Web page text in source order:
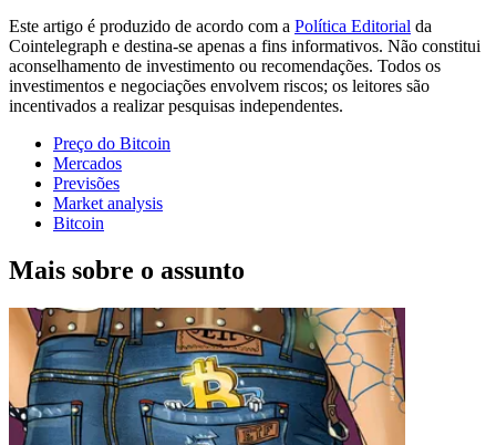
Este artigo é produzido de acordo com a Política Editorial da
Cointelegraph e destina-se apenas a fins informativos. Não constitui
aconselhamento de investimento ou recomendações. Todos os
investimentos e negociações envolvem riscos; os leitores são
incentivados a realizar pesquisas independentes.
Preço do Bitcoin
Mercados
Previsões
Market analysis
Bitcoin
Mais sobre o assunto